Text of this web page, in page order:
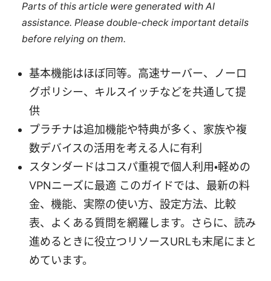
Parts of this article were generated with AI
assistance. Please double-check important details
before relying on them.
基本機能はほぼ同等。高速サーバー、ノーロ
グポリシー、キルスイッチなどを共通して提
供
プラチナは追加機能や特典が多く、家族や複
数デバイスの活用を考える人に有利
スタンダードはコスパ重視で個人利用・軽めの
VPNニーズに最適 このガイドでは、最新の料
金、機能、実際の使い方、設定方法、比較
表、よくある質問を網羅します。さらに、読み
進めるときに役立つリソースURLも末尾にまと
めています。